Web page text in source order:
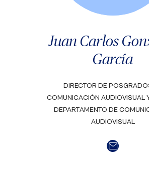
Juan Carlos
García
DIRECTOR DE
COMUNICACIÓN AUDIOVISUAL
DEPARTAMENTO DE
AUDIOVISUAL